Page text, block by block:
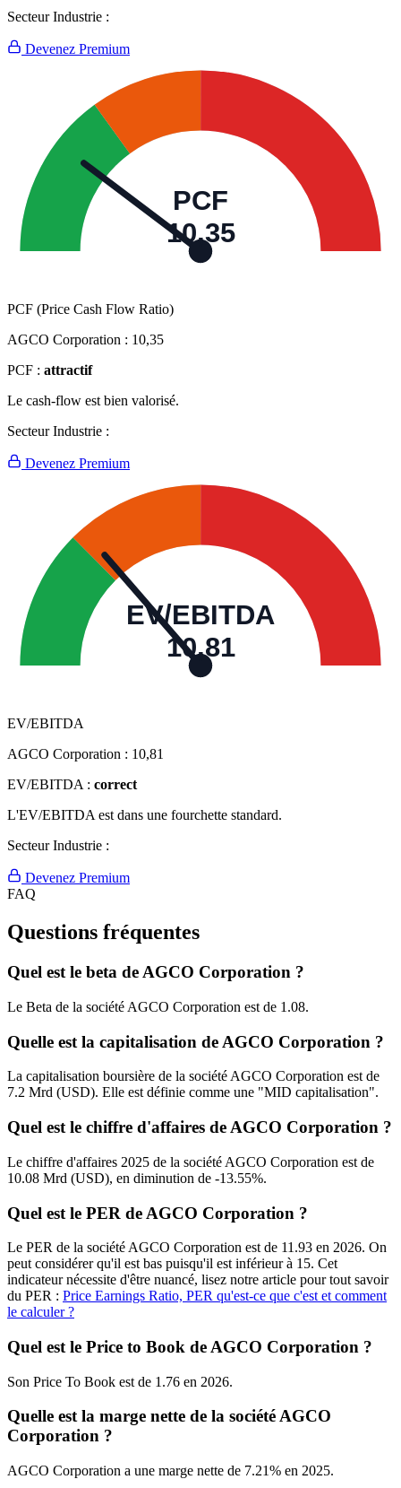
Secteur Industrie :
Devenez Premium
PCF
10,35
PCF (Price Cash Flow Ratio)
AGCO Corporation : 10,35
PCF : attractif
Le cash-flow est bien valorisé.
Secteur Industrie :
Devenez Premium
EV/EBITDA
10,81
EV/EBITDA
AGCO Corporation : 10,81
EV/EBITDA : correct
L'EV/EBITDA est dans une fourchette standard.
Secteur Industrie :
Devenez Premium
FAQ
Questions fréquentes
Quel est le beta de AGCO Corporation ?
Le Beta de la société AGCO Corporation est de 1.08.
Quelle est la capitalisation de AGCO Corporation ?
La capitalisation boursière de la société AGCO Corporation est de
7.2 Mrd (USD). Elle est définie comme une "MID capitalisation".
Quel est le chiffre d'affaires de AGCO Corporation ?
Le chiffre d'affaires 2025 de la société AGCO Corporation est de
10.08 Mrd (USD), en diminution de -13.55%.
Quel est le PER de AGCO Corporation ?
Le PER de la société AGCO Corporation est de 11.93 en 2026. On
peut considérer qu'il est bas puisqu'il est inférieur à 15. Cet
indicateur nécessite d'être nuancé, lisez notre article pour tout savoir
du PER : Price Earnings Ratio, PER qu'est-ce que c'est et comment
le calculer ?
Quel est le Price to Book de AGCO Corporation ?
Son Price To Book est de 1.76 en 2026.
Quelle est la marge nette de la société AGCO
Corporation ?
AGCO Corporation a une marge nette de 7.21% en 2025.